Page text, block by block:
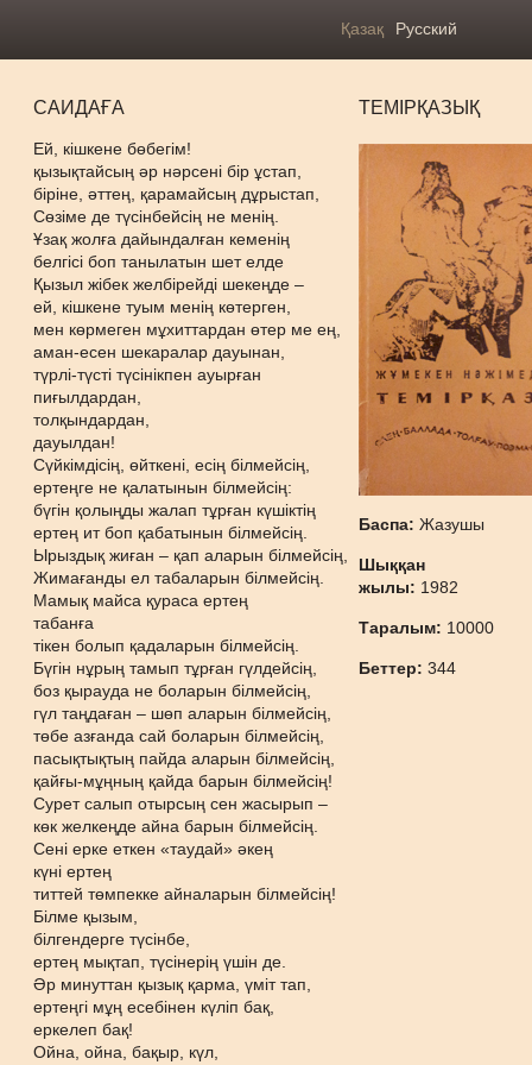
Қазақ Русский
САИДАҒА
Ей, кішкене бөбегім!
қызықтайсың әр нәрсені бір ұстап,
біріне, әттең, қарамайсың дұрыстап,
Сөзіме де түсінбейсің не менің.
Ұзақ жолға дайындалған кеменің
белгісі боп танылатын шет елде
Қызыл жібек желбірейді шекеңде –
ей, кішкене туым менің көтерген,
мен көрмеген мұхиттардан өтер ме ең,
аман-есен шекаралар дауынан,
түрлі-түсті түсінікпен ауырған
пиғылдардан,
толқындардан,
дауылдан!
Сүйкімдісің, өйткені, есің білмейсің,
ертеңге не қалатынын білмейсің:
бүгін қолыңды жалап тұрған күшіктің
ертең ит боп қабатынын білмейсің.
Ырыздық жиған – қап аларын білмейсің,
Жимағанды ел табаларын білмейсің.
Мамық майса қураса ертең
табанға
тікен болып қадаларын білмейсің.
Бүгін нұрың тамып тұрған гүлдейсің,
боз қырауда не боларын білмейсің,
гүл таңдаған – шөп аларын білмейсің,
төбе азғанда сай боларын білмейсің,
пасықтықтың пайда аларын білмейсің,
қайғы-мұңның қайда барын білмейсің!
Сурет салып отырсың сен жасырып –
көк желкеңде айна барын білмейсің.
Сені ерке еткен «таудай» әкең
күні ертең
титтей төмпекке айналарын білмейсің!
Білме қызым,
білгендерге түсінбе,
ертең мықтап, түсінерің үшін де.
Әр минуттан қызық қарма, үміт тап,
ертеңгі мұң есебінен күліп бақ,
еркелеп бақ!
Ойна, ойна, бақыр, күл,
ТЕМІРҚАЗЫҚ
Баспа:Жазушы
Шыққан
жылы: 1982
Таралым: 10000
Беттер:344